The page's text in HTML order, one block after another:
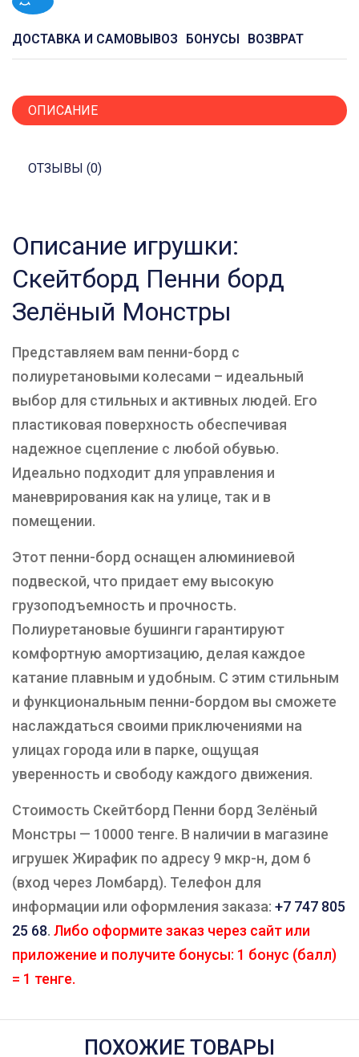
ДОСТАВКА И САМОВЫВОЗ БОНУСЫ ВОЗВРАТ
ОПИСАНИЕ
ОТЗЫВЫ (0)
Описание игрушки:
Скейтборд Пенни борд
Зелёный Монстры
Представляем вам пенни-борд с
полиуретановыми колесами – идеальный
выбор для стильных и активных людей. Его
пластиковая поверхность обеспечивая
надежное сцепление с любой обувью.
Идеально подходит для управления и
маневрирования как на улице, так и в
помещении.
Этот пенни-борд оснащен алюминиевой
подвеской, что придает ему высокую
грузоподъемность и прочность.
Полиуретановые бушинги гарантируют
комфортную амортизацию, делая каждое
катание плавным и удобным. С этим стильным
и функциональным пенни-бордом вы сможете
наслаждаться своими приключениями на
улицах города или в парке, ощущая
уверенность и свободу каждого движения.
Стоимость Скейтборд Пенни борд Зелёный
Монстры — 10000 тенге. В наличии в магазине
игрушек Жирафик по адресу 9 мкр-н, дом 6
(вход через Ломбард). Телефон для
информации или оформления заказа: +7 747 805
25 68. Либо оформите заказ через сайт или
приложение и получите бонусы: 1 бонус (балл)
= 1 тенге.
ПОХОЖИЕ ТОВАРЫ